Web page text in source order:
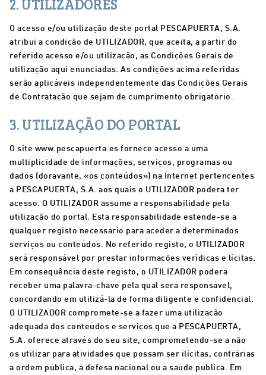
2. UTILIZADORES
O acesso e/ou utilização deste portal PESCAPUERTA, S.A.
atribui a condição de UTILIZADOR, que aceita, a partir do
referido acesso e/ou utilização, as Condições Gerais de
utilização aqui enunciadas. As condições acima referidas
serão aplicáveis independentemente das Condições Gerais
de Contratação que sejam de cumprimento obrigatório.
3. UTILIZAÇÃO DO PORTAL
O site www.pescapuerta.es fornece acesso a uma
multiplicidade de informações, serviços, programas ou
dados (doravante, «os conteúdos») na Internet pertencentes
à PESCAPUERTA, S.A. aos quais o UTILIZADOR poderá ter
acesso. O UTILIZADOR assume a responsabilidade pela
utilização do portal. Esta responsabilidade estende-se a
qualquer registo necessário para aceder a determinados
serviços ou conteúdos. No referido registo, o UTILIZADOR
será responsável por prestar informações verídicas e lícitas.
Em consequência deste registo, o UTILIZADOR poderá
receber uma palavra-chave pela qual será responsável,
concordando em utilizá-la de forma diligente e confidencial.
O UTILIZADOR compromete-se a fazer uma utilização
adequada dos conteúdos e serviços que a PESCAPUERTA,
S.A. oferece através do seu site, comprometendo-se a não
os utilizar para atividades que possam ser ilícitas, contrárias
à ordem pública, à defesa nacional ou à saúde pública. Em